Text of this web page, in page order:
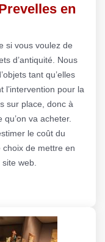
en
si vous voulez de
d’antiquité. Nous
tant qu’elles
l’intervention pour la
sur place, donc à
va acheter.
le coût du
de mettre en
web.